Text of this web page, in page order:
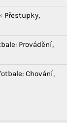
Přestupky,
Provádění,
Chování,